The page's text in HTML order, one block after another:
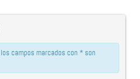
campos marcados con * son